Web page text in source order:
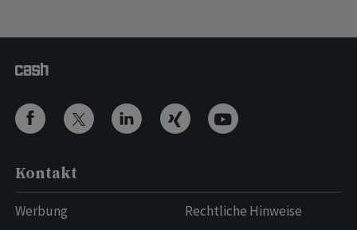
Kontakt
Werbung
Rechtliche Hinweise